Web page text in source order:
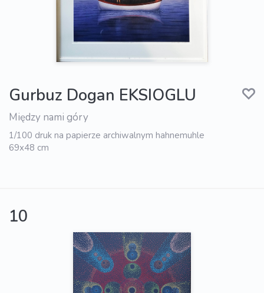
Gurbuz Dogan EKSIOGLU
Między nami góry
1/100 druk na papierze archiwalnym hahnemuhle
69x48 cm
10